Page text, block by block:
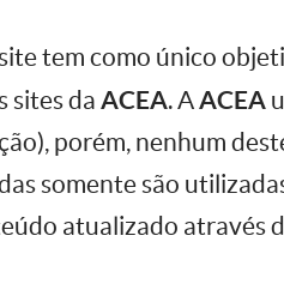
tem como único
sites da ACEA. AACEA
porém, nenhum
somente são
atualizado através